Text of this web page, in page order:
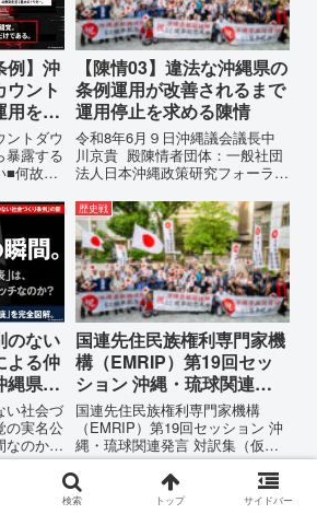
例】沖
ント
用を自
目して
ントダウ
暴露する
■何故、
由「なぜ
まで私
。」そ
が統治
【陳情03】違法な沖縄県の
条例運用が改善されるまで
運用停止を求める陳情
令和8年6月９日沖縄議会議長中
川京貴 殿陳情者団体：一般社団
法人日本沖縄政策研究フォーラム
所：沖縄県那覇市電 話：080-違
法な沖縄県の条例運用が改善され
るまで運用停止を求める陳情陳情
の趣旨沖縄県は、「沖縄県...
のない
よる仲
縄県の
その3
い社会づ
の実名公
なのか？
縄県が
仲村覚の
行為
歴史戦
国連先住民族権利専門家機
構（EMRIP）第19回セッ
ション 沖縄・琉球関連発
言 対訳集（仮訳）
国連先住民族権利専門家機構
（EMRIP）第19回セッション 沖
縄・琉球関連発言 対訳集（仮
訳）国連先住民族権利専門家機構
（EMRIP）の各会合において行
われた、沖縄・琉球の先住民族指
沖縄県言論弾圧条例
検索 トップ サイドバー